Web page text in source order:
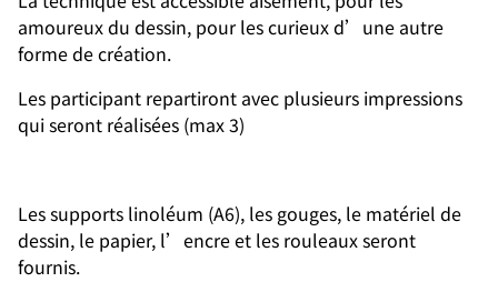
amoureux du dessin, pour les curieux d’une autre
forme de création.
Les participant repartiront avec plusieurs impressions
qui seront réalisées (max 3)
Les supports linoléum (A6), les gouges, le matériel de
dessin, le papier, l’encre et les rouleaux seront
fournis.